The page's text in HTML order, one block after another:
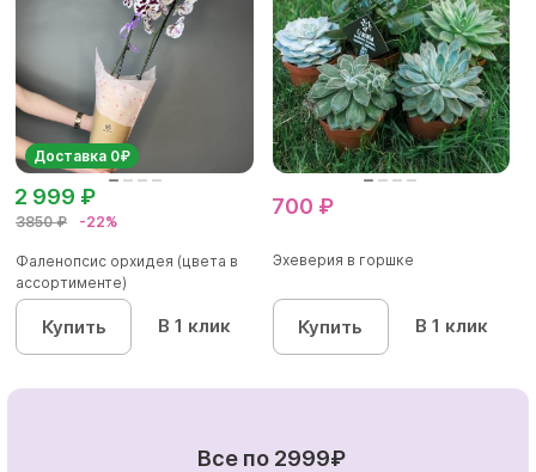
Доставка 0₽
3850 ₽ -22%
2 999 ₽
Фаленопсис орхидея (цвета в
ассортименте)
Купить В 1 клик
700 ₽
Эхеверия в горшке
Купить В 1 клик
Все по 2999₽